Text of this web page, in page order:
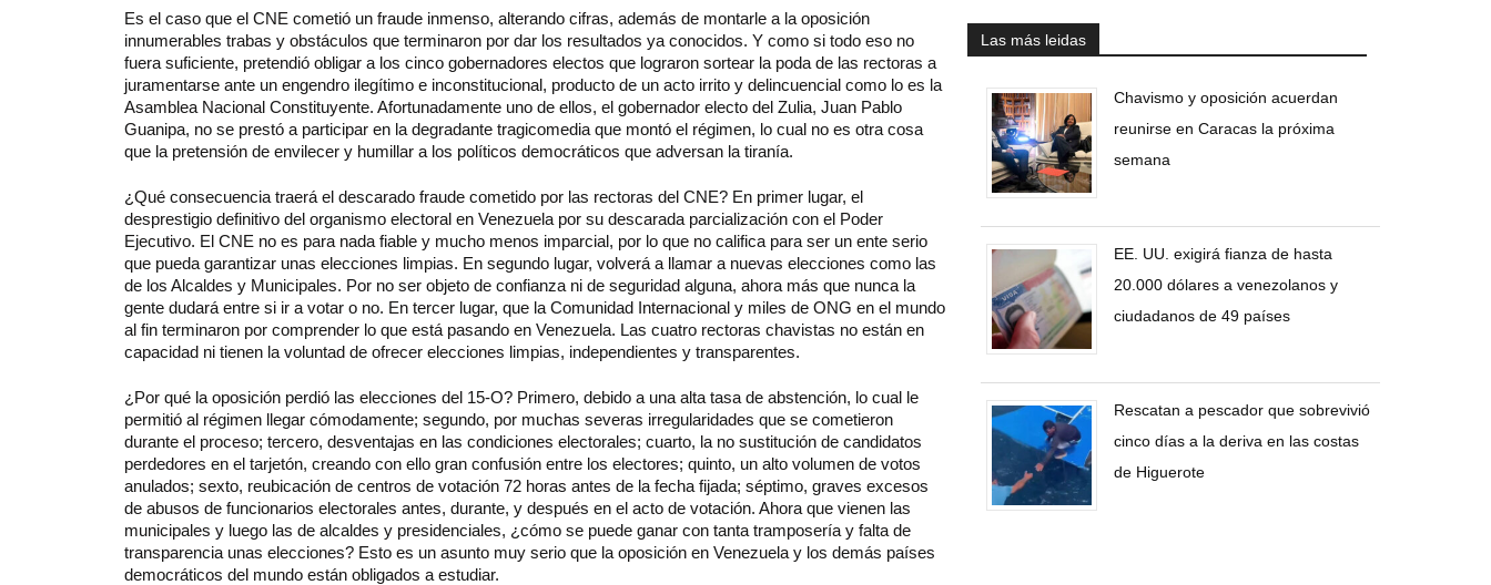
Es el caso que el CNE cometió un fraude inmenso, alterando cifras, además de montarle a la oposición
innumerables trabas y obstáculos que terminaron por dar los resultados ya conocidos. Y como si todo eso no
fuera suficiente, pretendió obligar a los cinco gobernadores electos que lograron sortear la poda de las rectoras a
juramentarse ante un engendro ilegítimo e inconstitucional, producto de un acto irrito y delincuencial como lo es la
Asamblea Nacional Constituyente. Afortunadamente uno de ellos, el gobernador electo del Zulia, Juan Pablo
Guanipa, no se prestó a participar en la degradante tragicomedia que montó el régimen, lo cual no es otra cosa
que la pretensión de envilecer y humillar a los políticos democráticos que adversan la tiranía.
¿Qué consecuencia traerá el descarado fraude cometido por las rectoras del CNE? En primer lugar, el
desprestigio definitivo del organismo electoral en Venezuela por su descarada parcialización con el Poder
Ejecutivo. El CNE no es para nada fiable y mucho menos imparcial, por lo que no califica para ser un ente serio
que pueda garantizar unas elecciones limpias. En segundo lugar, volverá a llamar a nuevas elecciones como las
de los Alcaldes y Municipales. Por no ser objeto de confianza ni de seguridad alguna, ahora más que nunca la
gente dudará entre si ir a votar o no. En tercer lugar, que la Comunidad Internacional y miles de ONG en el mundo
al fin terminaron por comprender lo que está pasando en Venezuela. Las cuatro rectoras chavistas no están en
capacidad ni tienen la voluntad de ofrecer elecciones limpias, independientes y transparentes.
¿Por qué la oposición perdió las elecciones del 15-O? Primero, debido a una alta tasa de abstención, lo cual le
permitió al régimen llegar cómodamente; segundo, por muchas severas irregularidades que se cometieron
durante el proceso; tercero, desventajas en las condiciones electorales; cuarto, la no sustitución de candidatos
perdedores en el tarjetón, creando con ello gran confusión entre los electores; quinto, un alto volumen de votos
anulados; sexto, reubicación de centros de votación 72 horas antes de la fecha fijada; séptimo, graves excesos
de abusos de funcionarios electorales antes, durante, y después en el acto de votación. Ahora que vienen las
municipales y luego las de alcaldes y presidenciales, ¿cómo se puede ganar con tanta tramposería y falta de
transparencia unas elecciones? Esto es un asunto muy serio que la oposición en Venezuela y los demás países
democráticos del mundo están obligados a estudiar.
Las más leidas
Chavismo y oposición acuerdan
reunirse en Caracas la próxima
semana
EE. UU. exigirá fianza de hasta
20.000 dólares a venezolanos y
ciudadanos de 49 países
Rescatan a pescador que sobrevivió
cinco días a la deriva en las costas
de Higuerote